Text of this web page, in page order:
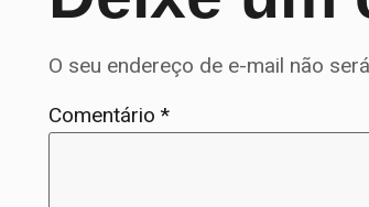
O seu endereço de e-mail não
Comentário*